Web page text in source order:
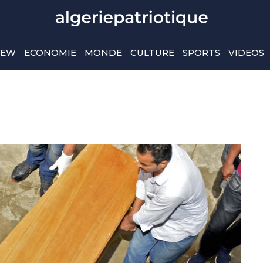
ECONOMIE MONDE CULTURE SPORTS VIDEOS